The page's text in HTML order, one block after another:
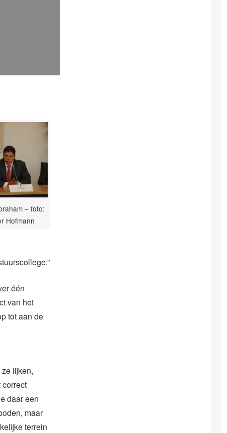
– foto:
Hofmann
één
van het
tot aan de
lijken,
daar een
maar
terrein